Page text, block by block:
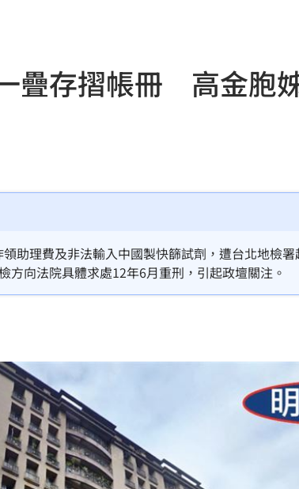
了
傻眼 19:47
罹難
金曝
態超好 19:33
換姿勢 19:32
肪肝
讚親切 19:15
生活 19:15
疊存摺帳冊 高金胞
助理費及非法輸入中國製快篩試劑，遭台北地檢
方向法院具體求處12年6月重刑，引起政壇關注。